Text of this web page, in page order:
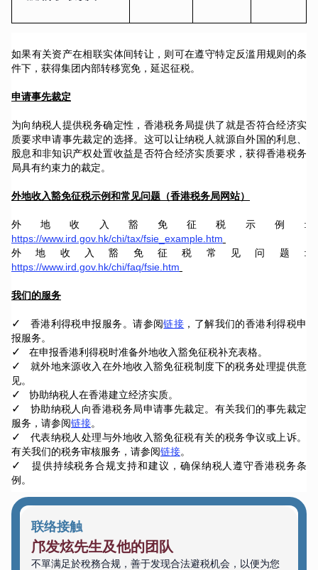
如果有关资产在相联实体间转让，则可在遵守特定反滥用规则的条
件下，获得集团内部转移宽免，延迟征税。
申请事先裁定
为向纳税人提供税务确定性，香港税务局提供了就是否符合经济实
质要求申请事先裁定的选择。这可以让纳税人就源自外国的利息、
股息和非知识产权处置收益是否符合经济实质要求，获得香港税务
局具有约束力的裁定。
外地收入豁免征税示例和常见问题（香港税务局网站）
外地收入豁免征税示例:
https://www.ird.gov.hk/chi/tax/fsie_example.htm
外地收入豁免征税常见问题:
https://www.ird.gov.hk/chi/faq/fsie.htm
我们的服务
✓ 香港利得税申报服务。请参阅链接 ，了解我们的香港利得税申
报服务。
✓ 在申报香港利得税时准备外地收入豁免征税补充表格。
✓ 就外地来源收入在外地收入豁免征税制度下的税务处理提供意
见。
✓ 协助纳税人在香港建立经济实质。
✓
协助纳税人向香港税务局申请事先裁定。有关我们的事先裁定
服务，请参阅链接。
✓
代表纳税人处理与外地收入豁免征税有关的税务争议或上诉。
有关我们的税务审核服务，请参阅链接。
✓
提供持续税务合规支持和建议，确保纳税人遵守香港税务条
例。
联络接触
邝发炫先生及他的团队
不單满足於稅務合规，善于发现合法避税机会，以便为您